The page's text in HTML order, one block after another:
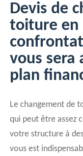
Devis de
toiture en
vous sera
plan
Le changement de
qui peut être assez
votre structure à
vous est